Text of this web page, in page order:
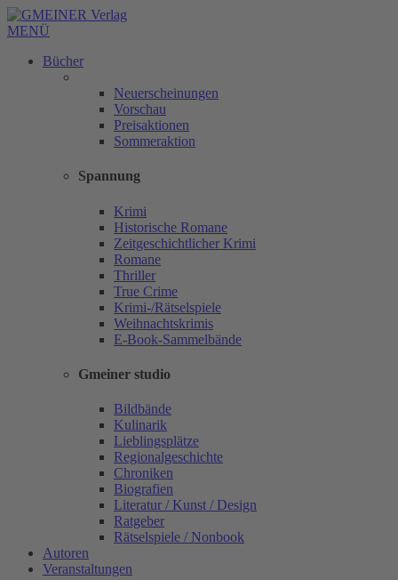
MENÜ
Bücher
Neuerscheinungen
Vorschau
Preisaktionen
Sommeraktion
Spannung
Krimi
Historische Romane
Zeitgeschichtlicher Krimi
Romane
Thriller
True Crime
Krimi-/Rätselspiele
Weihnachtskrimis
E-Book-Sammelbände
Gmeiner studio
Bildbände
Kulinarik
Lieblingsplätze
Regionalgeschichte
Chroniken
Biografien
Literatur / Kunst / Design
Ratgeber
Rätselspiele / Nonbook
Autoren
Veranstaltungen